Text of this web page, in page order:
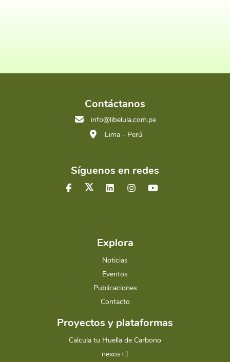
Contáctanos
info@libelula.com.pe
Lima - Perú
Síguenos en redes
Explora
Noticias
Eventos
Publicaciones
Contacto
Proyectos y plataformas
Calcula tu Huella de Carbono
nexos+1